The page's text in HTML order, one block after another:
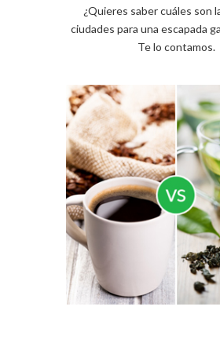
¿Quieres saber cuáles son
ciudades para una escapada
Te lo contamos.